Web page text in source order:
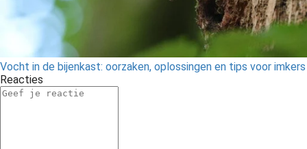
Vocht in de bijenkast: oorzaken, oplossingen en tips voor imkers
Reacties